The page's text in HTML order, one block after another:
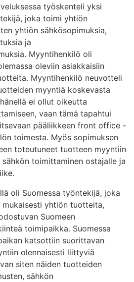
työskenteli yksi
joka toimi yhtiön
yhtiön sähkösopimuksia,
ja
Myyntihenkilö oli
oleviin asiakkaisiin
Myyntihenkilö neuvotteli
myyntiä koskevasta
ei ollut oikeutta
vaan tämä tapahtui
pääliikkeen front office -
toimesta. Myös sopimuksen
toteutuneet tuotteen myyntiin
toimittaminen ostajalle ja
oli Suomessa työntekijä, joka
yhtiön tuotteita,
Suomeen
toimipaikka. Suomessa
katsottiin suorittavan
olennaisesti liittyviä
siten näiden tuotteiden
sähkön